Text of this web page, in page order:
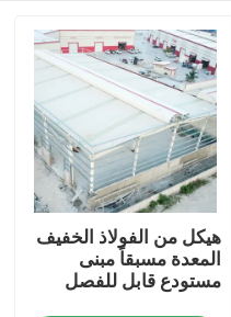
هيكل من الفولاذ الخفيف
المعدة مسبقاً مبنى
مستودع قابل للفصل